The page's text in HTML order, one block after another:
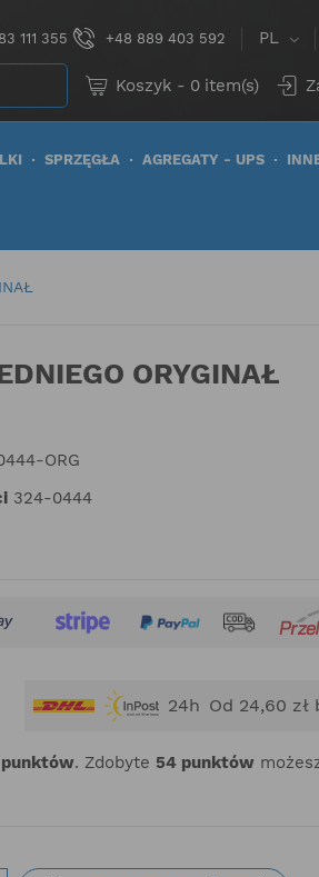
111 355 +48 889 403 592 PL
Koszyk - 0 item(s)
SPRZĘGŁA AGREGATY - UPS
ORYGINAŁ
ORG
324-0444
24h Od 24,60
punktów. Zdobyte 54 punktów